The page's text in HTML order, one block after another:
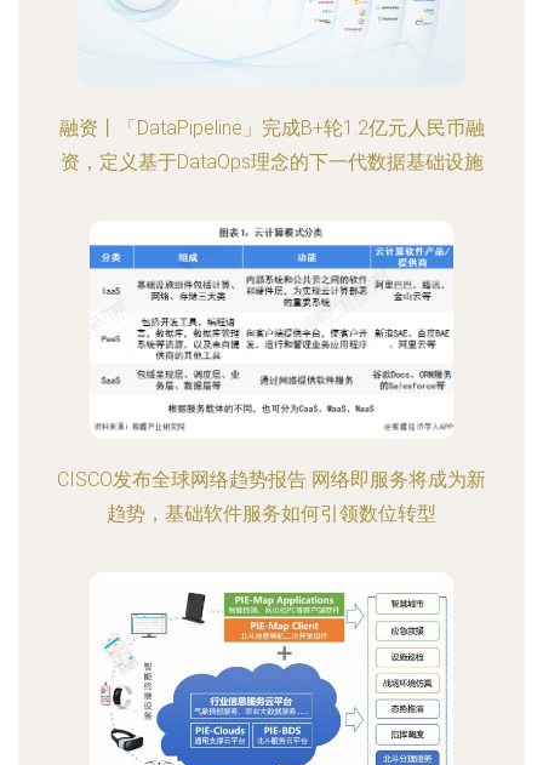
融资丨「DataPipeline」完成B+轮1.2亿元人民币融
资，定义基于DataOps理念的下一代数据基础设施
CISCO发布全球网络趋势报告 网络即服务将成为新
趋势，基础软件服务如何引领数位转型